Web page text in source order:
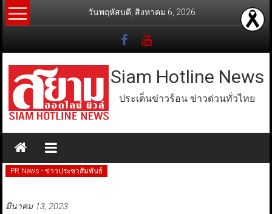
Skip
to
วันพฤหัสบดี, สิงหาคม 6, 2026
Siam Hotline News
ประเด็นข่าวร้อน ข่าวด่วนทั่วไทย
PR News - ข่าวประชาสัมพันธ์
มีนาคม 13, 2023